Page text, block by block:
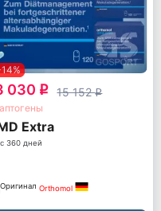
030 q 15 152q
Extra
360 дней
Orthomol